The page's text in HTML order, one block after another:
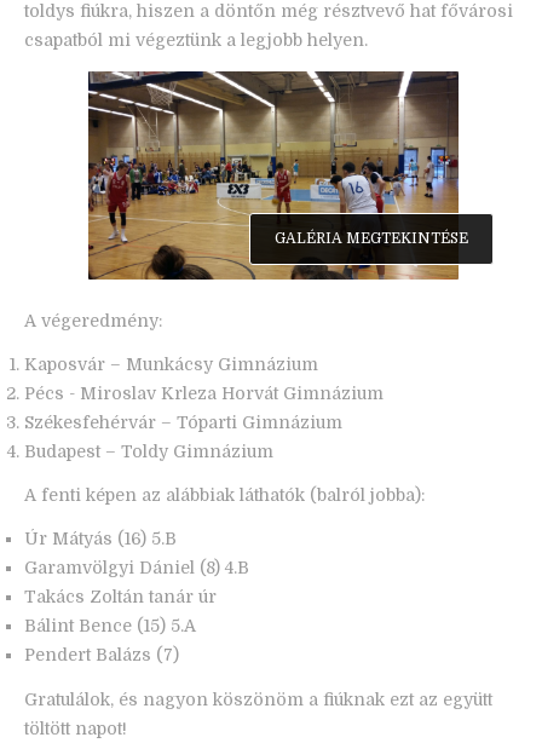
toldys fiúkra, hiszen a döntőn még résztvevő hat fővárosi
csapatból mi végeztünk a legjobb helyen.
GALÉRIA MEGTEKINTÉSE
A végeredmény:
Kaposvár – Munkácsy Gimnázium
Pécs - Miroslav Krleza Horvát Gimnázium
Székesfehérvár – Tóparti Gimnázium
Budapest – Toldy Gimnázium
A fenti képen az alábbiak láthatók (balról jobba):
Úr Mátyás (16) 5.B
Garamvölgyi Dániel (8) 4.B
Takács Zoltán tanár úr
Bálint Bence (15) 5.A
Pendert Balázs (7)
Gratulálok, és nagyon köszönöm a fiúknak ezt az együtt
töltött napot!